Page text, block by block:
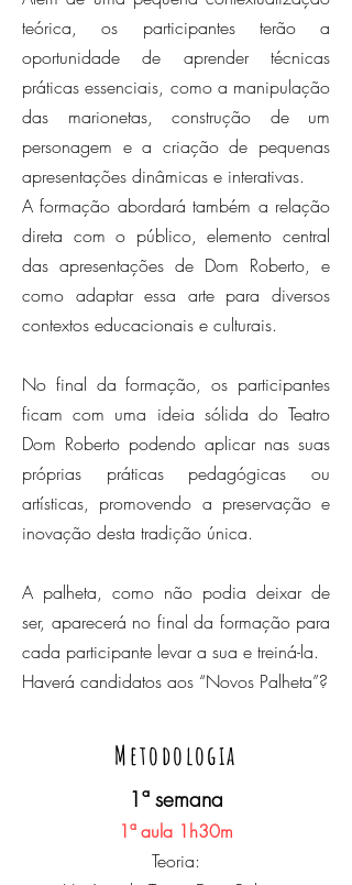
teórica, os participantes terão a
oportunidade de aprender técnicas
práticas essenciais, como a manipulação
das marionetas, construção de um
personagem e a criação de pequenas
apresentações dinâmicas e interativas.
A formação abordará também a relação
direta com o público, elemento central
das apresentações de Dom Roberto, e
como adaptar essa arte para diversos
contextos educacionais e culturais.
No final da formação, os participantes
ficam com uma ideia sólida do Teatro
Dom Roberto podendo aplicar nas suas
próprias práticas pedagógicas ou
artísticas, promovendo a preservação e
inovação desta tradição única.
A palheta, como não podia deixar de
ser, aparecerá no final da formação para
cada participante levar a sua e treiná-la.
Haverá candidatos aos “Novos Palheta”?
Metodologia
1ª semana
1ª aula 1h30m
Teoria: